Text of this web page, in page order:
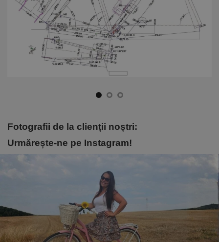
Fotografii de la clienții noștri:
Urmărește-ne pe Instagram!